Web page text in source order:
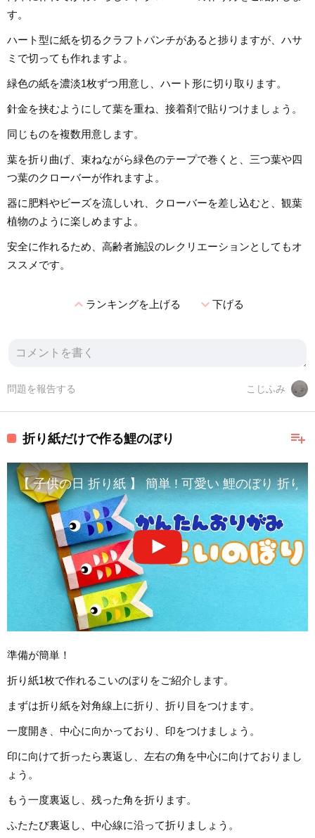
す。
ハート型に紙を切るクラフトパンチがあると捗りますが、ハサ
ミで切っても作れますよ。
緑色の紙を濃淡1枚ずつ用意し、ハート形に切り取ります。
針金を挟むようにして葉を重ね、接着剤で貼りつけましょう。
同じものを複数用意します。
葉を折り曲げ、束ねながら緑色のテープで巻くと、三つ葉や四
つ葉のクローバーが作れますよ。
器に肥料やビーズを流しいれ、クローバーを差し込むと、観葉
植物のように楽しめますよ。
安全に作れるため、高齢者施設のレクリエーションとしてもオ
ススメです。
expand_lessランキングを上げる expand_more下げる
こじふみ
問題を報告する
playlist_add
折り紙だけで作る鯉のぼり
【 子供の日 折り紙 】 簡単 ! 可愛い 鯉のぼり 折り
準備が簡単！
折り紙1枚で作れるこいのぼりをご紹介します。
まずは折り紙を対角線上に折り、折り目をつけます。
一度開き、中心に向かっており、印をつけましょう。
印に向けて折ったら裏返し、左右の角を中心に向けておりまし
ょう。
もう一度裏返し、残った角を折ります。
ふたたび裏返し、中心線に沿って折りましょう。